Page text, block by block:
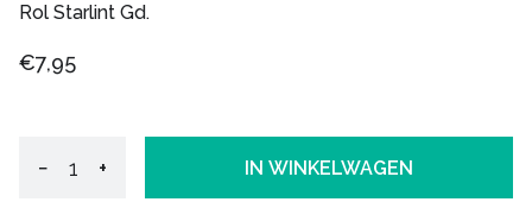
Rol Starlint Gd.
€7,95
− + IN WINKELWAGEN